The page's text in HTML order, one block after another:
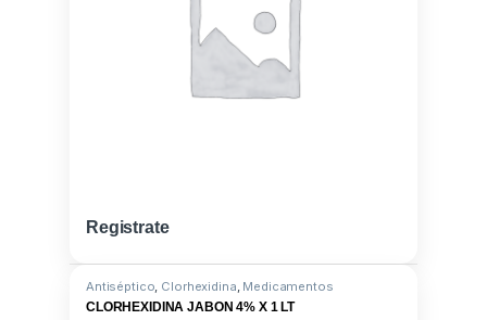
Registrate
Antiséptico, Clorhexidina, Medicamentos
CLORHEXIDINA JABON 4% X 1 LT